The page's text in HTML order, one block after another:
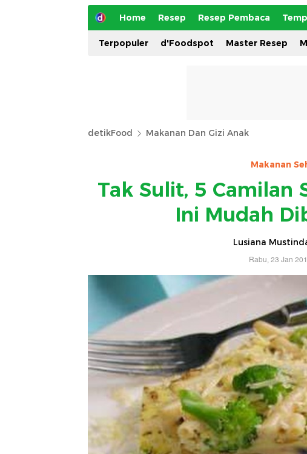
Home Resep Resep Pembaca
Terpopuler d'Foodspot Master Resep
detikFood Makanan Dan Gizi Anak
Makanan
Tak Sulit, 5 Camilan
Ini Mudah
Lusiana
Rabu, 23 Jan